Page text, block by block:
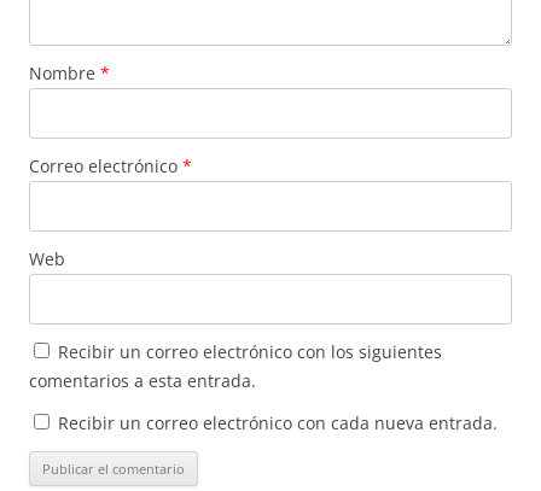
Nombre *
Correo electrónico *
Web
Recibir un correo electrónico con los siguientes
comentarios a esta entrada.
Recibir un correo electrónico con cada nueva entrada.